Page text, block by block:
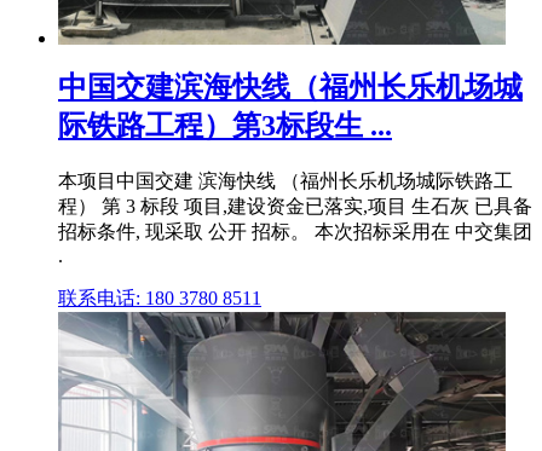
中国交建滨海快线（福州长乐机场城
际铁路工程）第3标段生 ...
本项目中国交建 滨海快线 （福州长乐机场城际铁路工
程） 第 3 标段 项目,建设资金已落实,项目 生石灰 已具备
招标条件, 现采取 公开 招标。 本次招标采用在 中交集团
.
联系电话: 180 3780 8511